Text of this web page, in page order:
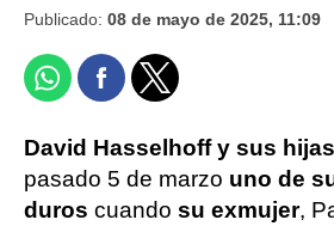
Publicado: 08 de mayo de 2025, 11:09
David Hasselhoff y sus
pasado 5 de marzo uno de
duros cuando su exmujer,